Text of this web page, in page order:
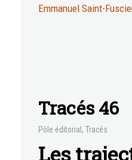
Emmanuel Saint-
Tracés 46
Pôle éditorial , Tracés
Les